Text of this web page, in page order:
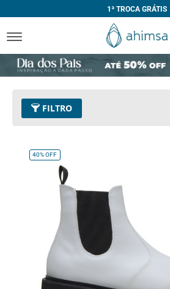
1ª TROCA GRÁTIS
FILTRO
Tamanho
Remover este Item
Limpar Tudo
40%OFF